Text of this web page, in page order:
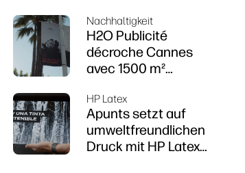
Z6 series printer
Nachhaltigkeit
H2O Publicité
décroche Cannes
avec 1500 m²
durables
HP Latex
Apunts setzt auf
umweltfreundlichen
Druck mit HP Latex